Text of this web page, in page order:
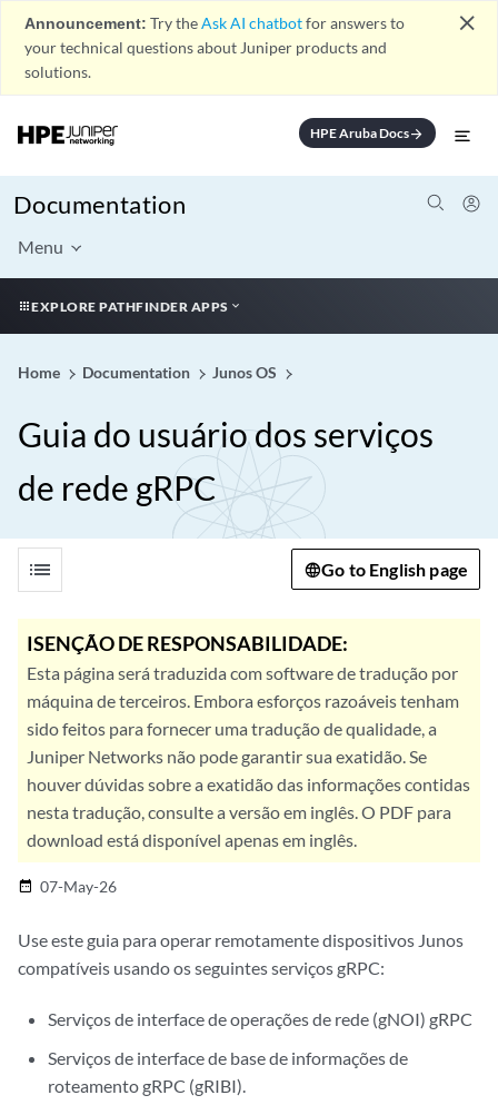
Announcement: Try theAsk AI chatbotfor answers to
your technical questions about Juniper products and
solutions.
close
HPE Aruba Docsarrow_forward
Documentation
Menu
EXPLORE PATHFINDER APPS
Home Documentation Junos OS
Guia do usuário dos serviços
de rede gRPC
list Go to English page
ISENÇÃO DE RESPONSABILIDADE:
Esta página será traduzida com software de tradução por
máquina de terceiros. Embora esforços razoáveis tenham
sido feitos para fornecer uma tradução de qualidade, a
Juniper Networks não pode garantir sua exatidão. Se
houver dúvidas sobre a exatidão das informações contidas
nesta tradução, consulte a versão em inglês. O PDF para
download está disponível apenas em inglês.
date_range 07-May-26
Use este guia para operar remotamente dispositivos Junos
compatíveis usando os seguintes serviços gRPC:
Serviços de interface de operações de rede (gNOI) gRPC
Serviços de interface de base de informações de
roteamento gRPC (gRIBI).